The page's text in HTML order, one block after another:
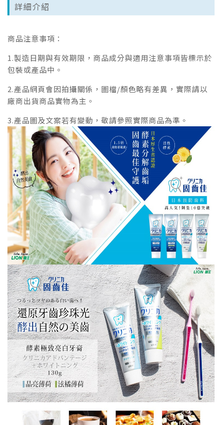
詳細介紹
商品注意事項：
1.製造日期與有效期限，商品成分與適用注意事項皆標示於
包裝或產品中。
2.產品網頁會因拍攝關係，圖檔/顏色略有差異，實際請以
廠商出貨商品實物為主。
3.產品圖及文案若有變動，敬請參照實際商品為準。